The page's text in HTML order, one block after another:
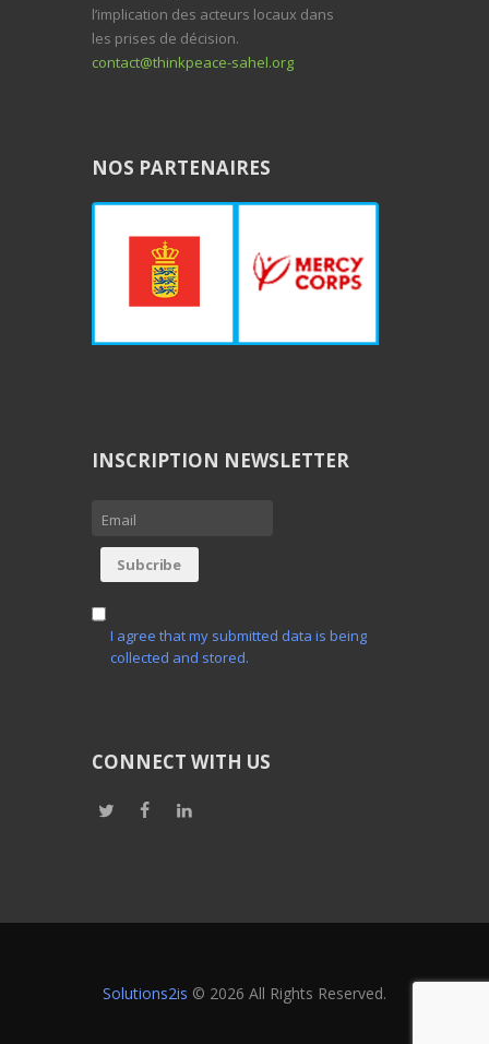
l’implication des acteurs locaux dans
les prises de décision.
contact@thinkpeace-sahel.org
NOS PARTENAIRES
INSCRIPTION NEWSLETTER
I agree that my submitted data is being
collected and stored.
CONNECT WITH US
Solutions2is © 2026 All Rights Reserved.